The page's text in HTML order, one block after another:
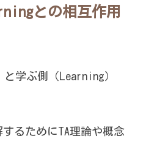
との相互作用
学ぶ側（Learning）
るためにTA理論や概念